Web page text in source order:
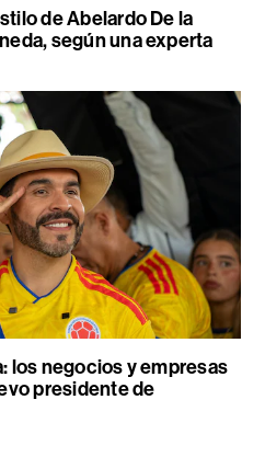
de Abelardo De la
según una experta
los negocios y empresas
presidente de